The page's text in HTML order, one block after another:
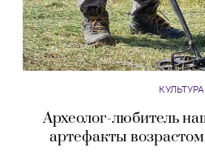
КУЛЬТУРА
Археолог-любитель
артефакты